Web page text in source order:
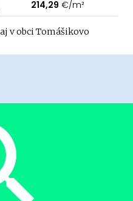
214,29 €/m²
v obci Tomášikovo